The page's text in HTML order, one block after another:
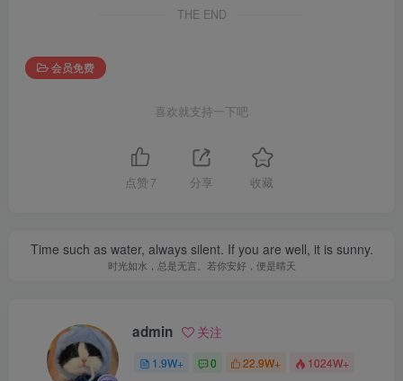
THE END
会员免费
喜欢就支持一下吧
点赞 7 分享 收藏
Time such as water, always silent. If you are well, it is sunny.
时光如水，总是无言。若你安好，便是晴天
admin 关注
1.9W+ 0 22.9W+ 1024W+